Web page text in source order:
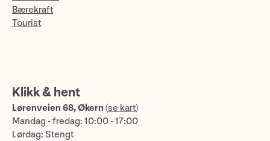
Bærekraft
Tourist
Klikk & hent
Lørenveien 68, Økern (se kart)
Mandag - fredag: 10:00 - 17:00
Lørdag: Stengt